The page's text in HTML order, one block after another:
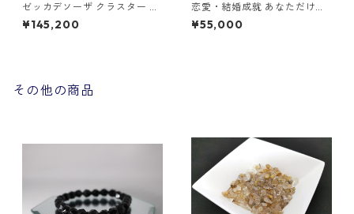
ゼッカデソーザ クラスター ブ
ラジル産 希少 奇跡のエネルギ
ー
¥145,200
恋愛・結婚成就 あなただけの
特別オーダーブレスレット
¥55,000
その他の商品